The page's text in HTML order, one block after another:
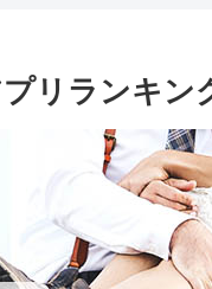
リランキン